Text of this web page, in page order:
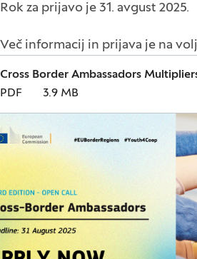
Rok za prijavo je 31. avgust 2025.
Več informacij in prijava je na
Cross Border Ambassadors
PDF
3.9 MB